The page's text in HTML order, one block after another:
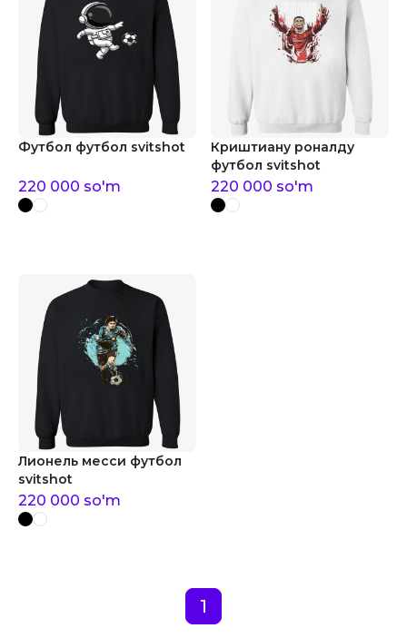
Футбол футбол svitshot
220 000 so'm
Криштиану роналду
футбол svitshot
220 000 so'm
Лионель месси футбол
svitshot
220 000 so'm
1